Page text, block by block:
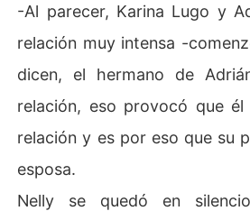
-Al parecer, Karina Lugo y
relación muy intensa -
dicen, el hermano de
relación, eso provocó que
relación y es por eso que su
esposa.
Nelly se quedó en